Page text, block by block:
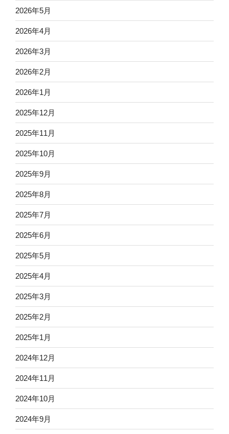
2026年5月
2026年4月
2026年3月
2026年2月
2026年1月
2025年12月
2025年11月
2025年10月
2025年9月
2025年8月
2025年7月
2025年6月
2025年5月
2025年4月
2025年3月
2025年2月
2025年1月
2024年12月
2024年11月
2024年10月
2024年9月